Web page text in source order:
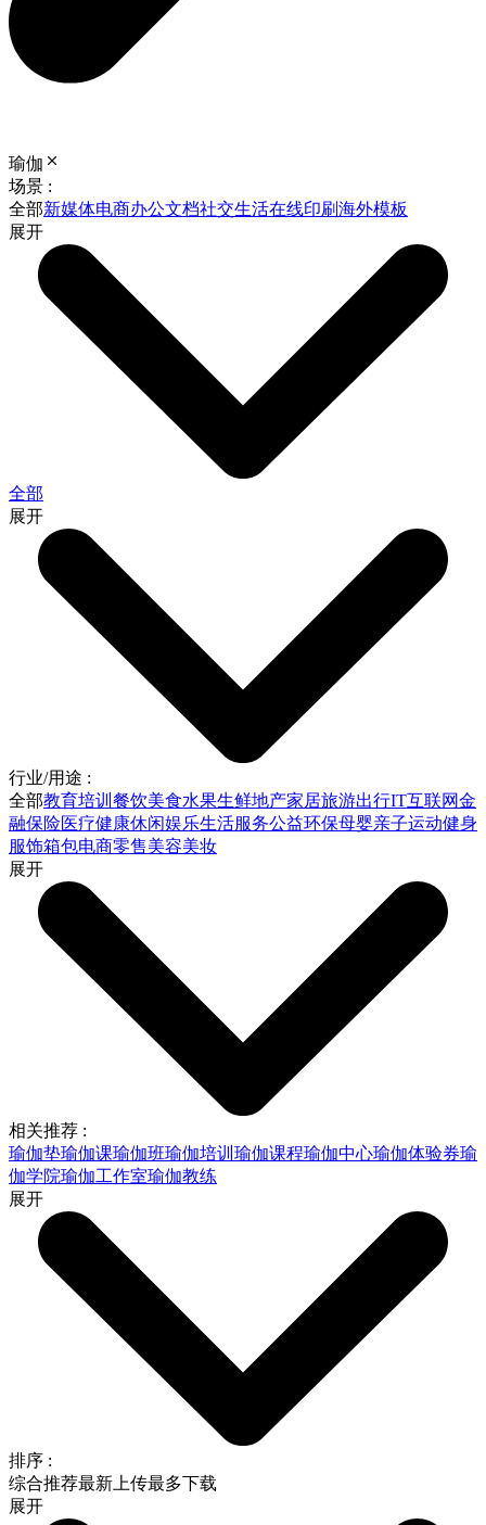
瑜伽
场景 :
全部新媒体电商办公文档社交生活在线印刷海外模板
展开
全部
展开
行业/用途 :
全部教育培训 餐饮美食水果生鲜地产家居旅游出行IT互联网金
融保险医疗健康休闲娱乐生活服务公益环保母婴亲子运动健身
服饰箱包电商零售美容美妆
展开
相关推荐 :
瑜伽垫瑜伽课瑜伽班瑜伽培训 瑜伽课程瑜伽中心瑜伽体验券瑜
伽学院瑜伽工作室瑜伽教练
展开
排序 :
综合推荐最新上传最多下载
展开